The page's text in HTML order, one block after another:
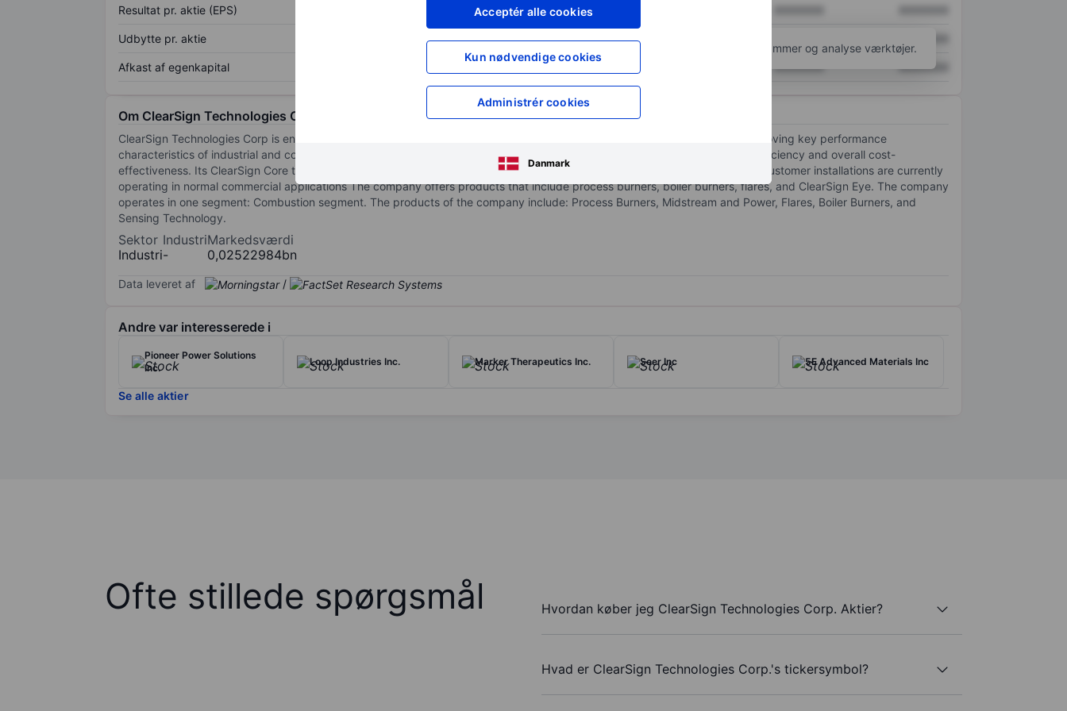
Acceptér alle cookies
Kun nødvendige cookies
Administrér cookies
Danmark
Resultat pr. aktie (EPS) XXXXXXX
Udbytte pr. aktie XXXXXXX
Afkast af egenkapital XXXXXXX XXXXXXX XXXXXXX
for at få adgang til flere diagrammer og analyse værktøjer.
Om ClearSign Technologies Corp.
ClearSign Technologies Corp is engaged in designing and develop technologies for the purpose of decarbonization and improving key performance
characteristics of industrial and commercial combustion systems, including emission and operational performance, energy efficiency and overall cost-
effectiveness. Its ClearSign Core technology has been proved to be in full scale industrial test furnaces and boilers and first customer installations are currently
operating in normal commercial applications The company offers products that include process burners, boiler burners, flares, and ClearSign Eye. The company
operates in one segment: Combustion segment. The products of the company include: Process Burners, Midstream and Power, Flares, Boiler Burners, and
Sensing Technology.
Sektor
Industri
Industri
-
Markedsværdi
0,02522984bn
Data leveret af /
Andre var interesserede i
Pioneer Power Solutions
Inc.
Loop Industries Inc. Marker Therapeutics Inc. Seer Inc 5E Advanced Materials Inc
Se alle aktier
Ofte stillede spørgsmål Hvordan køber jeg ClearSign Technologies Corp. Aktier?
Hvad er ClearSign Technologies Corp.'s tickersymbol?